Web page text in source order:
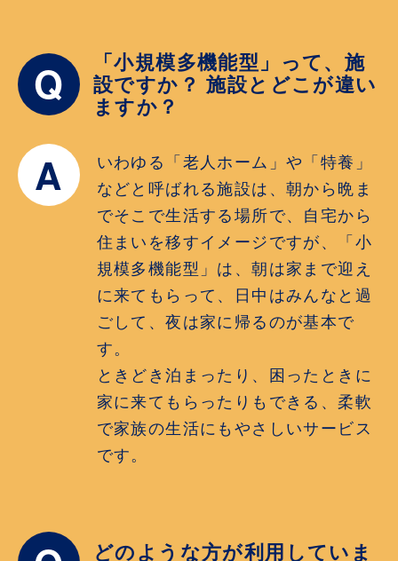
Q 「小規模多機能型」って、施
設ですか？ 施設とどこが違い
ますか？
A
いわゆる「老人ホーム」や「特養」
などと呼ばれる施設は、朝から晩ま
でそこで生活する場所で、自宅から
住まいを移すイメージですが、「小
規模多機能型」は、朝は家まで迎え
に来てもらって、日中はみんなと過
ごして、夜は家に帰るのが基本で
す。
ときどき泊まったり、困ったときに
家に来てもらったりもできる、柔軟
で家族の生活にもやさしいサービス
です。
どのような方が利用していま